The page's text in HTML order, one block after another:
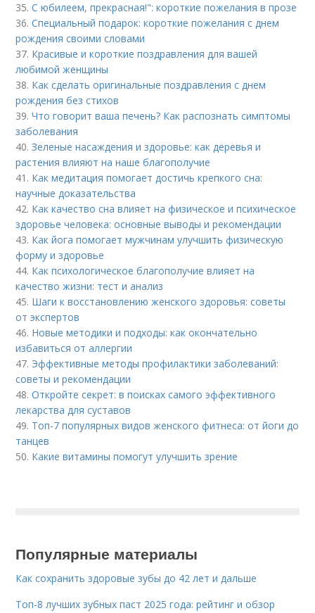
35.С юбилеем, прекрасная!": короткие пожелания в прозе
36.Специальный подарок: короткие пожелания с днем
рождения своими словами
37. Красивые и короткие поздравления для вашей
любимой женщины
38. Как сделать оригинальные поздравления с днем
рождения без стихов
39.Что говорит ваша печень? Как распознать симптомы
заболевания
40.Зеленые насаждения и здоровье: как деревья и
растения влияют на наше благополучие
41. Как медитация помогает достичь крепкого сна:
научные доказательства
42. Как качество сна влияет на физическое и психическое
здоровье человека: основные выводы и рекомендации
43. Как йога помогает мужчинам улучшить физическую
форму и здоровье
44. Как психологическое благополучие влияет на
качество жизни: тест и анализ
45. Шаги к восстановлению женского здоровья: советы
от экспертов
46. Новые методики и подходы: как окончательно
избавиться от аллергии
47. Эффективные методы профилактики заболеваний:
советы и рекомендации
48.Откройте секрет: в поисках самого эффективного
лекарства для суставов
49. Топ-7 популярных видов женского фитнеса: от йоги до
танцев
50. Какие витамины помогут улучшить зрение
Популярные материалы
Как сохранить здоровые зубы до 42 лет и дальше
Топ-8 лучших зубных паст 2025 года: рейтинг и обзор